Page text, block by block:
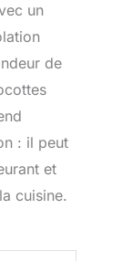
un
de
: il peut
et
cuisine.